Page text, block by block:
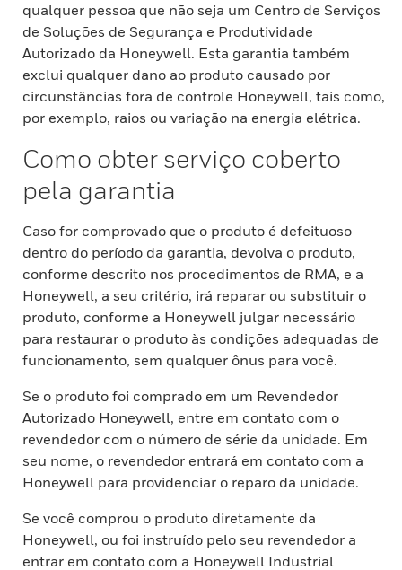
qualquer pessoa que não seja um Centro de Serviços
de Soluções de Segurança e Produtividade
Autorizado da Honeywell. Esta garantia também
exclui qualquer dano ao produto causado por
circunstâncias fora de controle Honeywell, tais como,
por exemplo, raios ou variação na energia elétrica.
Como obter serviço coberto
pela garantia
Caso for comprovado que o produto é defeituoso
dentro do período da garantia, devolva o produto,
conforme descrito nos procedimentos de RMA, e a
Honeywell, a seu critério, irá reparar ou substituir o
produto, conforme a Honeywell julgar necessário
para restaurar o produto às condições adequadas de
funcionamento, sem qualquer ônus para você.
Se o produto foi comprado em um Revendedor
Autorizado Honeywell, entre em contato com o
revendedor com o número de série da unidade. Em
seu nome, o revendedor entrará em contato com a
Honeywell para providenciar o reparo da unidade.
Se você comprou o produto diretamente da
Honeywell, ou foi instruído pelo seu revendedor a
entrar em contato com a Honeywell Industrial